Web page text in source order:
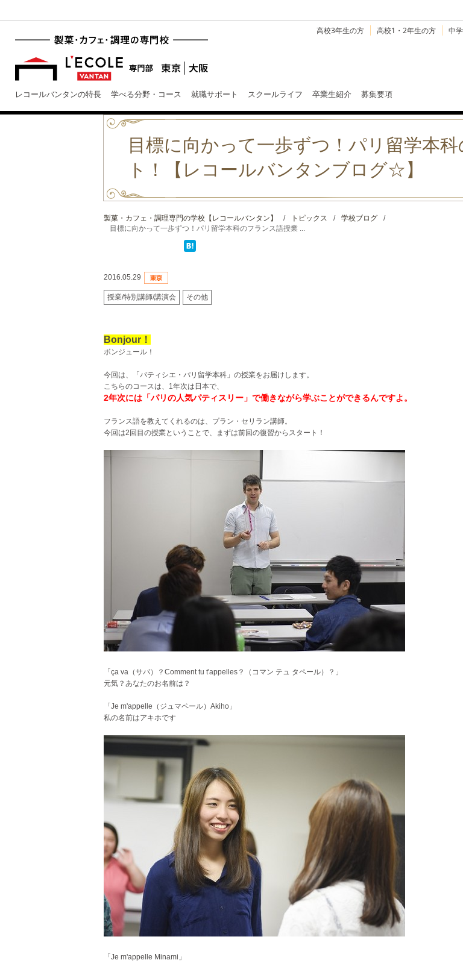
高校3年生の方 高校1・2年生の方 中
レコールバンタンの特長 学べる分野・コース 就職サポート スクールライフ 卒業生紹介 募集要項
目標に向かって一歩ずつ！パリ留学本
ト！【レコールバンタンブログ☆】
製菓・カフェ・調理専門の学校【レコールバンタン】 / トピックス / 学校ブログ
/
目標に向かって一歩ずつ！パリ留学本科のフランス語授業 ...
2016.05.29
授業/特別講師/講演会 その他
Bonjour！
ボンジュール！
今回は、「パティシエ・パリ留学本科」の授業をお届けします。
こちらのコースは、1年次は日本で、
2年次には「パリの人気パティスリー」で働きながら学ぶことができるんですよ。
フランス語を教えてくれるのは、プラン・セリラン講師。
今回は2回目の授業ということで、まずは前回の復習からスタート！
「ça va（サバ）？Comment tu t'appelles？（コマン テュ タペール）？」
元気？あなたのお名前は？
「Je m'appelle（ジュマペール）Akiho」
私の名前はアキホです
「Je m'appelle Minami」